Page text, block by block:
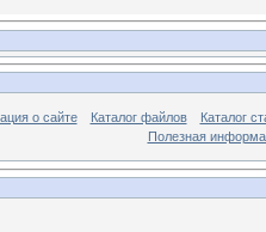
о сайте Каталог файлов
Каталог
Полезная